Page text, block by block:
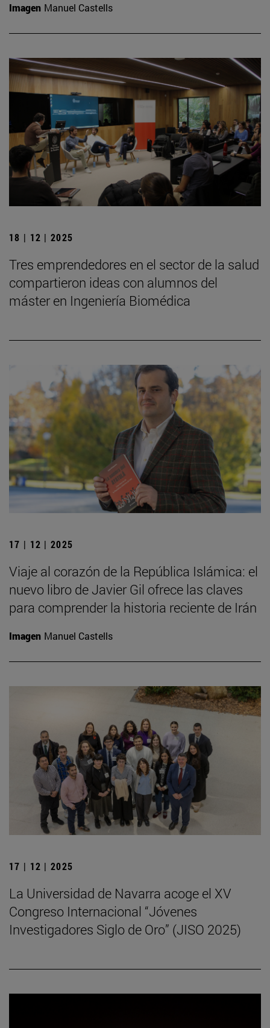
Imagen Manuel Castells
18 | 12 | 2025
Tres emprendedores en el sector de la salud
compartieron ideas con alumnos del
máster en Ingeniería Biomédica
17 | 12 | 2025
Viaje al corazón de la República Islámica: el
nuevo libro de Javier Gil ofrece las claves
para comprender la historia reciente de Irán
Imagen Manuel Castells
17 | 12 | 2025
La Universidad de Navarra acoge el XV
Congreso Internacional “Jóvenes
Investigadores Siglo de Oro” (JISO 2025)